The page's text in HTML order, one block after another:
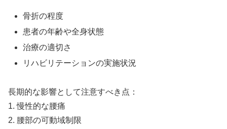
骨折の程度
患者の年齢や全身状態
治療の適切さ
リハビリテーションの実施状況
長期的な影響として注意すべき点：
1. 慢性的な腰痛
2. 腰部の可動域制限